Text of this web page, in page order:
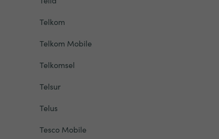
Telkom
Telkom Mobile
Telkomsel
Telsur
Telus
Tesco Mobile